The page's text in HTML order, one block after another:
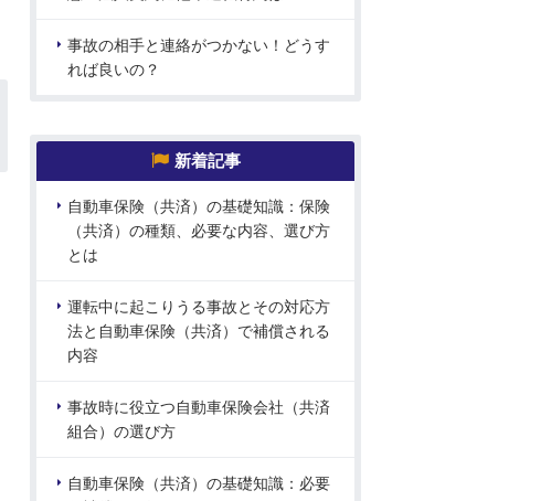
事故の相手と連絡がつかない！どうす
れば良いの？
新着記事
自動車保険（共済）の基礎知識：保険
（共済）の種類、必要な内容、選び方
とは
運転中に起こりうる事故とその対応方
法と自動車保険（共済）で補償される
内容
事故時に役立つ自動車保険会社（共済
組合）の選び方
自動車保険（共済）の基礎知識：必要